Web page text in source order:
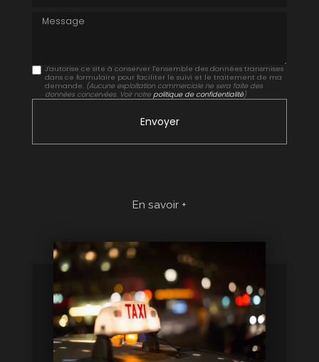
Message
J'autorise ce site à conserver l'ensemble des données transmises
dans ce formulaire pour faciliter le suivi et le traitement de ma
demande. (Aucune exploitation commerciale ne sera faite des
données concervées. Voir notrepolitique de confidentialité)
En savoir +